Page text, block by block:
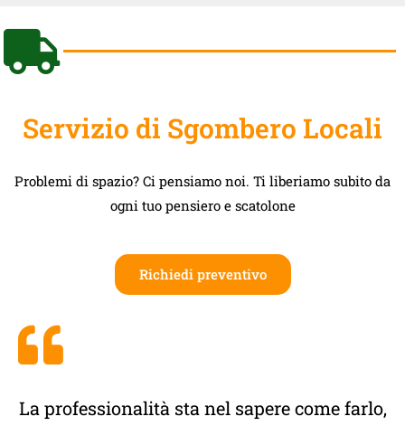
Servizio di Sgombero Locali
Problemi di spazio? Ci pensiamo noi. Ti liberiamo subito da
ogni tuo pensiero e scatolone
Richiedi preventivo
La professionalità sta nel sapere come farlo,